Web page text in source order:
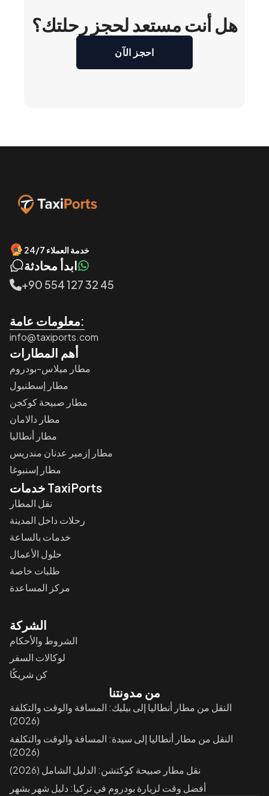
هل أنت مستعد لحجز رحلتك؟
احجز الآن
خدمة العملاء 24/7
ابدأ محادثة
+90 554 127 32 45
معلومات عامة:
info@taxiports.com
أهم المطارات
مطار ميلاس-بودروم
مطار إسطنبول
مطار صبيحة كوكجن
مطار دالامان
مطار أنطاليا
مطار إزمير عدنان مندريس
مطار إسنبوغا
خدمات TaxiPorts
نقل المطار
رحلات داخل المدينة
خدمات بالساعة
حلول الأعمال
طلبات خاصة
مركز المساعدة
الشركة
الشروط والأحكام
لوكالات السفر
كن شريكًا
من مدونتنا
النقل من مطار أنطاليا إلى بيليك: المسافة والوقت والتكلفة
(2026)
النقل من مطار أنطاليا إلى سيدة: المسافة والوقت والتكلفة
(2026)
نقل مطار صبيحة كوكتشن: الدليل الشامل (2026)
أفضل وقت لزيارة بودروم في تركيا: دليل شهر بشهر